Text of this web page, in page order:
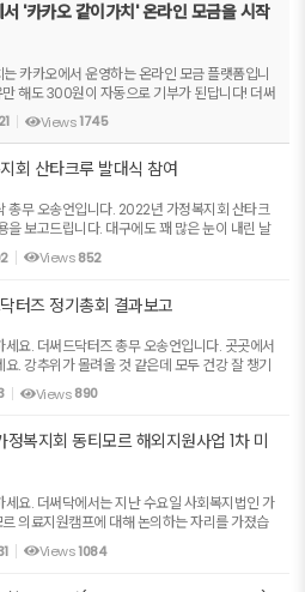
'카카오 같이가치' 온라인 모금을 시작
카카오에서 운영하는 온라인 모금 플랫폼입니
만 해도 300원이 자동으로 기부가 된답니다! 더써
팀으로 승인을 받아 처음으로 모금함을 개설하
👏 모금의 첫 주제는 '동티모르 여성...
Views1745
회 산타크루 발대식 참여
총무 오송언입니다. 2022년 가정복지회 산타크
을 보고드립니다. 대구에도 꽤 많은 눈이 내린 날
지난 12월 22일 가정복지회 산타크루 발대식이
님과 함께 참여하였습니다.^^ 올...
Views852
터즈 정기총회 결과보고
요. 더써드닥터즈 총무 오송언입니다. 곳곳에서
. 강추위가 몰려올 것 같은데 모두 건강 잘 챙기
난 12월 3일 대구에서 진행된 정기총회 결과를
총회에는 사회복지법인 가정복...
Views890
정복지회 동티모르 해외지원사업 1차 미
세요. 더써닥에서는 지난 수요일 사회복지법인 가
의료지원캠프에 대해 논의하는 자리를 가졌습
는 의료지원캠프의 방향성을 함께 공유하며 큰
었는데요. 지금부터 차근히 준비를 ...
Views1084